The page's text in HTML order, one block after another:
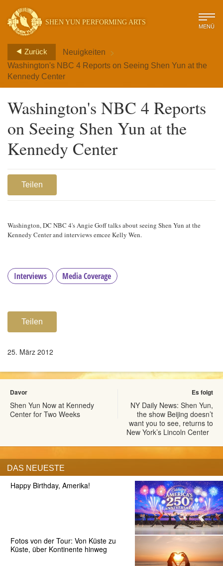
SHEN YUN PERFORMING ARTS MENÜ
Zurück Neuigkeiten >
Washington's NBC 4 Reports on Seeing Shen Yun at the
Kennedy Center
Washington's NBC 4 Reports
on Seeing Shen Yun at the
Kennedy Center
Teilen
Washington, DC NBC 4's Angie Goff talks about seeing Shen Yun at the
Kennedy Center and interviews emcee Kelly Wen.
Interviews Media Coverage
Teilen
25. März 2012
Davor
Shen Yun Now at Kennedy
Center for Two Weeks
Es folgt
NY Daily News: Shen Yun,
the show Beijing doesn’t
want you to see, returns to
New York’s Lincoln Center
DAS NEUESTE
Happy Birthday, Amerika!
Fotos von der Tour: Von Küste zu
Küste, über Kontinente hinweg